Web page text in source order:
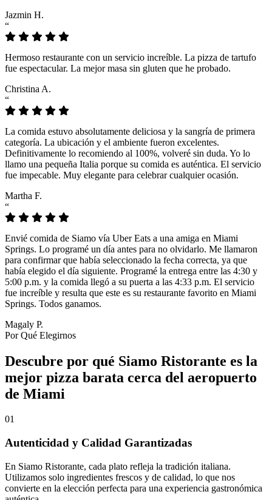
Jazmin H.
“
Hermoso restaurante con un servicio increíble. La pizza de tartufo
fue espectacular. La mejor masa sin gluten que he probado.
Christina A.
“
La comida estuvo absolutamente deliciosa y la sangría de primera
categoría. La ubicación y el ambiente fueron excelentes.
Definitivamente lo recomiendo al 100%, volveré sin duda. Yo lo
llamo una pequeña Italia porque su comida es auténtica. El servicio
fue impecable. Muy elegante para celebrar cualquier ocasión.
Martha F.
“
Envié comida de Siamo vía Uber Eats a una amiga en Miami
Springs. Lo programé un día antes para no olvidarlo. Me llamaron
para confirmar que había seleccionado la fecha correcta, ya que
había elegido el día siguiente. Programé la entrega entre las 4:30 y
5:00 p.m. y la comida llegó a su puerta a las 4:33 p.m. El servicio
fue increíble y resulta que este es su restaurante favorito en Miami
Springs. Todos ganamos.
Magaly P.
Por Qué Elegirnos
Descubre por qué Siamo Ristorante es la
mejor pizza barata cerca del aeropuerto
de Miami
01
Autenticidad y Calidad Garantizadas
En Siamo Ristorante, cada plato refleja la tradición italiana.
Utilizamos solo ingredientes frescos y de calidad, lo que nos
convierte en la elección perfecta para una experiencia gastronómica